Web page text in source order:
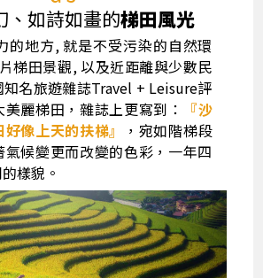
、如詩如畫的梯田風光
的地方, 就是不受污染的自然環
梯田景觀, 以及近距離與少數民
名旅遊雜誌Travel + Leisure評
麗梯田，雜誌上更寫到：
『沙
像上天的扶梯』
，宛如階梯段
氣候變更而改變的色彩，一年四
樣貌。